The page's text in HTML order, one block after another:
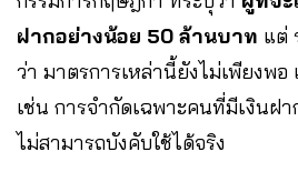
ฝากอย่างน้อย 50 ล้านบาท แต่
ว่า มาตรการเหล่านี้ยังไม่เพียงพอ
เช่น การจำกัดเฉพาะคนที่มีเงินฝ
ไม่สามารถบังคับใช้ได้จริง